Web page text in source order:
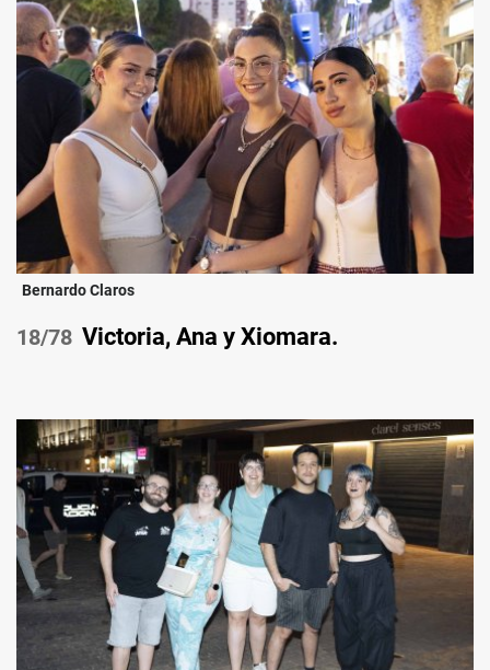
Bernardo Claros
/78 Victoria, Ana y Xiomara.